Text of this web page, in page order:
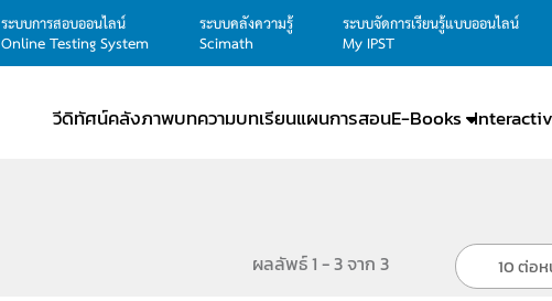
ระบบการสอบออนไลน์
Online Testing System
ระบบคลังความรู้
Scimath
ระบบจัดการเรียนรู้แบบออนไลน์
My IPST
วีดิทัศน์คลังภาพบทความบทเรียนแผนการสอนE-Books
ผลลัพธ์ 1 - 3 จาก 3 10 ต่อห